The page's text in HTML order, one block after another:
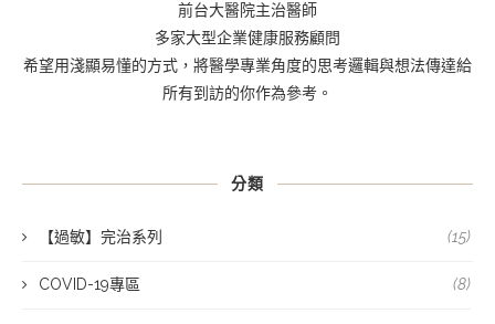
前台大醫院主治醫師
多家大型企業健康服務顧問
希望用淺顯易懂的方式，將醫學專業角度的思考邏輯與想法傳達給
所有到訪的你作為參考。
分類
【過敏】完治系列 (15)
COVID-19專區 (8)